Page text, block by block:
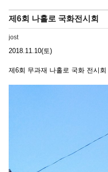
제6회 나홀로 국화전시회
jost
2018.11.10(토)
제6회 무과재 나홀로 국화 전시회